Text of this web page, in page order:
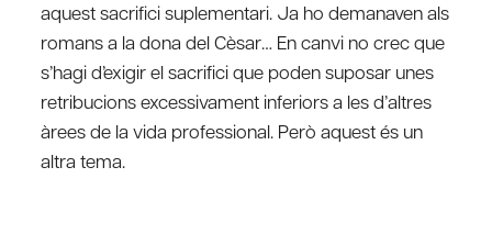
aquest sacrifici suplementari. Ja ho demanaven als
romans a la dona del Cèsar… En canvi no crec que
s’hagi d’exigir el sacrifici que poden suposar unes
retribucions excessivament inferiors a les d’altres
àrees de la vida professional. Però aquest és un
altra tema.